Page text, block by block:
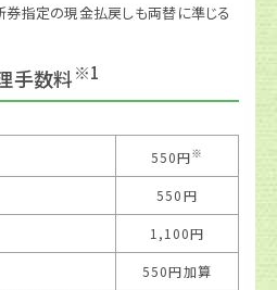
指定の現金払戻しも両替に準じる
手数料※1
550円※
550円
1,100円
550円加算